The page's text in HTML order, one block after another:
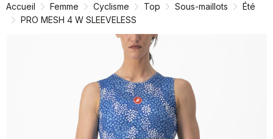
directement
navigation
directement
Accueil Femme Cyclisme Top Sous-maillots
Été
PRO MESH 4 W SLEEVELESS